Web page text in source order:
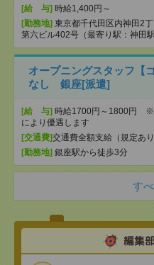
[給 与] 時給1,400円～
[勤務地] 東京都千代田区内神田2
第六ビル402号（最寄り駅：神田駅
オープニングスタッフ
なし 銀座[派遣]
[給 与] 時給1700円～1800円 ※
により優遇します
[交通費]交通費全額支給（規定あり
[勤務地] 銀座駅から徒歩3分
す